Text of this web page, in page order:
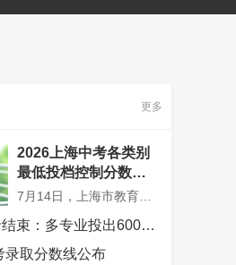
更多
2026上海中考各类别
最低投档控制分数线
公布
7月14日，上海市教育考试院公布了今年中考分数线。本市高中阶段学校招生录取包括自主招生录取、名额分配综合评价录取和统一招生录取三个批次。
广州中职补录结束：多专业投出600分以上，热门专业竞争激烈
录取分数线公布